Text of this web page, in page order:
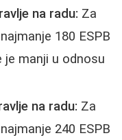
na radu: Za
180 ESPB
je manji u odnosu
na radu: Za
240 ESPB